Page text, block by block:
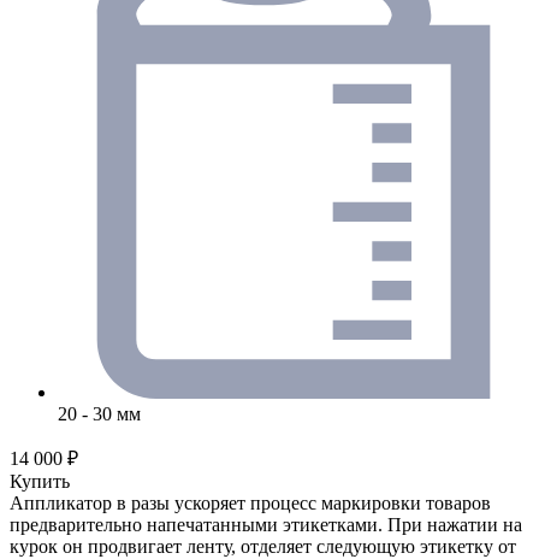
20 - 30 мм
14 000 ₽
Купить
Аппликатор в разы ускоряет процесс маркировки товаров
предварительно напечатанными этикетками. При нажатии на
курок он продвигает ленту, отделяет следующую этикетку от